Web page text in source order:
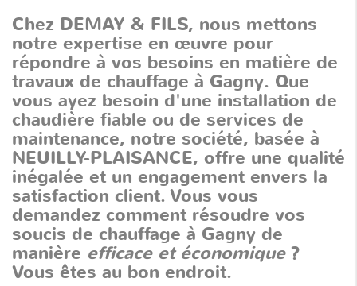
Chez DEMAY & FILS, nous mettons
notre expertise en œuvre pour
répondre à vos besoins en matière de
travaux de chauffage à Gagny. Que
vous ayez besoin d'une installation de
chaudière fiable ou de services de
maintenance, notre société, basée à
NEUILLY-PLAISANCE, offre une qualité
inégalée et un engagement envers la
satisfaction client. Vous vous
demandez comment résoudre vos
soucis de chauffage à Gagny de
manière efficace et économique?
Vous êtes au bon endroit.